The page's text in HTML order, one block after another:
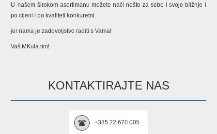
U našem širokom asortimanu možete naći nešto za sebe i svoje bližnje i
po cijeni i po kvaliteti konkuretni.
jer nama je zadovoljstvo raditi s Vama!
Vaš MKula tim!
KONTAKTIRAJTE NAS
+385 22 670 005